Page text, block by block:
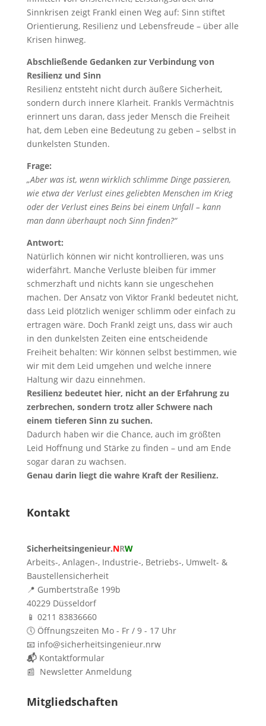
Sinnkrisen zeigt Frankl einen Weg auf: Sinn stiftet
Orientierung, Resilienz und Lebensfreude – über alle
Krisen hinweg.
Abschließende Gedanken zur Verbindung von
Resilienz und Sinn
Resilienz entsteht nicht durch äußere Sicherheit,
sondern durch innere Klarheit. Frankls Vermächtnis
erinnert uns daran, dass jeder Mensch die Freiheit
hat, dem Leben eine Bedeutung zu geben – selbst in
dunkelsten Stunden.
Frage:
„Aber was ist, wenn wirklich schlimme Dinge passieren,
wie etwa der Verlust eines geliebten Menschen im Krieg
oder der Verlust eines Beins bei einem Unfall – kann
man dann überhaupt noch Sinn finden?“
Antwort:
Natürlich können wir nicht kontrollieren, was uns
widerfährt. Manche Verluste bleiben für immer
schmerzhaft und nichts kann sie ungeschehen
machen. Der Ansatz von Viktor Frankl bedeutet nicht,
dass Leid plötzlich weniger schlimm oder einfach zu
ertragen wäre. Doch Frankl zeigt uns, dass wir auch
in den dunkelsten Zeiten eine entscheidende
Freiheit behalten: Wir können selbst bestimmen, wie
wir mit dem Leid umgehen und welche innere
Haltung wir dazu einnehmen.
Resilienz bedeutet hier, nicht an der Erfahrung zu
zerbrechen, sondern trotz aller Schwere nach
einem tieferen Sinn zu suchen.
Dadurch haben wir die Chance, auch im größten
Leid Hoffnung und Stärke zu finden – und am Ende
sogar daran zu wachsen.
Genau darin liegt die wahre Kraft der Resilienz.
Kontakt
Sicherheitsingenieur.NRW
Arbeits-, Anlagen-, Industrie-, Betriebs-, Umwelt- &
Baustellensicherheit
📍 Gumbertstraße 199b
40229 Düsseldorf
📱 0211 83836660
🕔 Öffnungszeiten Mo - Fr / 9 - 17 Uhr
📧 info@sicherheitsingenieur.nrw
📬 Kontaktformular
📰 Newsletter Anmeldung
Mitgliedschaften